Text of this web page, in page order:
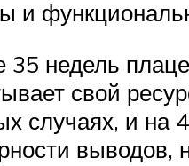
и
35 недель
свой
случаях, и на
выводов,